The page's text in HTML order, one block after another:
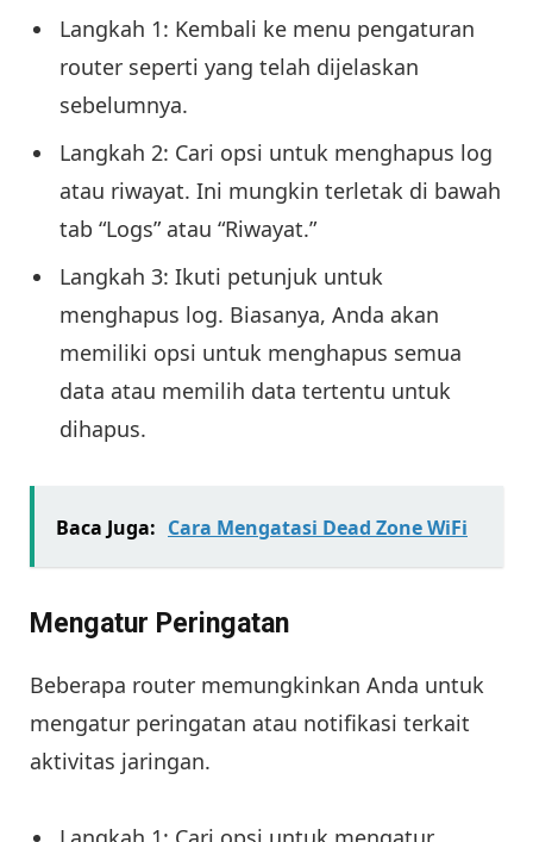
Langkah 1: Kembali ke menu pengaturan
router seperti yang telah dijelaskan
sebelumnya.
Langkah 2: Cari opsi untuk menghapus log
atau riwayat. Ini mungkin terletak di bawah
tab “Logs” atau “Riwayat.”
Langkah 3: Ikuti petunjuk untuk
menghapus log. Biasanya, Anda akan
memiliki opsi untuk menghapus semua
data atau memilih data tertentu untuk
dihapus.
Baca Juga: Cara Mengatasi Dead Zone WiFi
Mengatur Peringatan
Beberapa router memungkinkan Anda untuk
mengatur peringatan atau notifikasi terkait
aktivitas jaringan.